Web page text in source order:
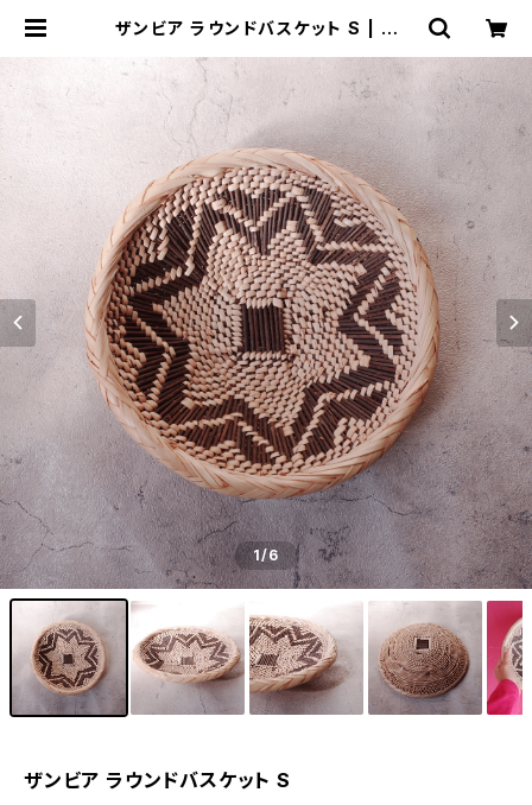
ザンビア ラウンドバスケット S | コレ
1/6
ザンビア ラウンドバスケット S